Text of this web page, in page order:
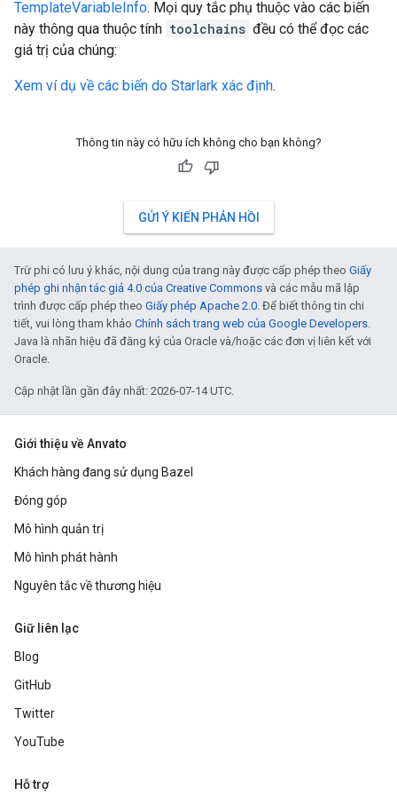
TemplateVariableInfo. Mọi quy tắc phụ thuộc vào các biến
này thông qua thuộc tính toolchains đều có thể đọc các
giá trị của chúng:
Xem ví dụ về các biến do Starlark xác định.
Thông tin này có hữu ích không cho bạn không?
GỬI Ý KIẾN PHẢN HỒI
Trừ phi có lưu ý khác, nội dung của trang này được cấp phép theo Giấy
phép ghi nhận tác giả 4.0 của Creative Commons và các mẫu mã lập
trình được cấp phép theo Giấy phép Apache 2.0. Để biết thông tin chi
tiết, vui lòng tham khảo Chính sách trang web của Google Developers.
Java là nhãn hiệu đã đăng ký của Oracle và/hoặc các đơn vị liên kết với
Oracle.
Cập nhật lần gần đây nhất: 2026-07-14 UTC.
Giới thiệu về Anvato
Khách hàng đang sử dụng Bazel
Đóng góp
Mô hình quản trị
Mô hình phát hành
Nguyên tắc về thương hiệu
Giữ liên lạc
Blog
GitHub
Twitter
YouTube
Hỗ trợ